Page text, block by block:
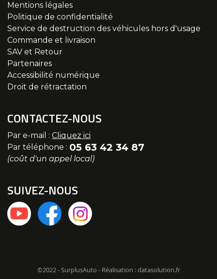
Mentions légales
Politique de confidentialité
Service de destruction des véhicules hors d'usage
Commande et livraison
SAV et Retour
Partenaires
Accessibilité numérique
Droit de rétractation
CONTACTEZ-NOUS
Par e-mail : Cliquez ici
Par téléphone : 05 63 42 34 87
(coût d'un appel local)
SUIVEZ-NOUS
©2022 - SurplusAuto - Réalisation : datasolution.fr